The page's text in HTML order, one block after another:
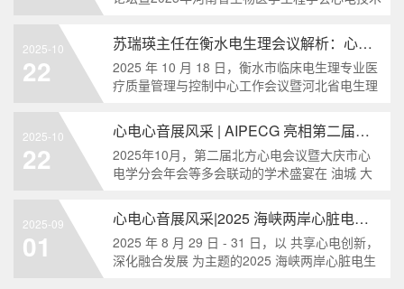
办。河南善仁医疗科技有限公司受邀参会，携核
心
2025-10
22
苏瑞瑛主任在衡水电生理会议解析：心电心音同
2025 年 10 月 18 日，衡水市临床电生理专业医
疗质量管理与控制中心工作会议暨河北省电生理
会上，河北医科大学第三医院苏瑞瑛主任重点
2025-10
22
心电心音展风采 | AIPECG 亮相第二届北方心电会议
2025年10月，第二届北方心电会议暨大庆市心
电学分会年会等多会联动的学术盛宴在 油城 大
研发的AIPECG 体表标测心电图监测系统精彩亮
相
2025-09
01
心电心音展风采|2025 海峡两岸心脏电生理研讨会
2025 年 8 月 29 日 - 31 日，以 共享心电创新，
深化融合发展 为主题的2025 海峡两岸心脏电生